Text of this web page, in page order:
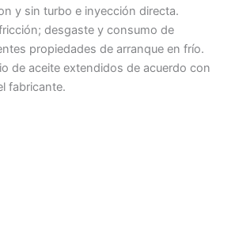
y sin turbo e inyección directa.
desgaste y consumo de
propiedades de arranque en frío.
de aceite extendidos de acuerdo con
fabricante.